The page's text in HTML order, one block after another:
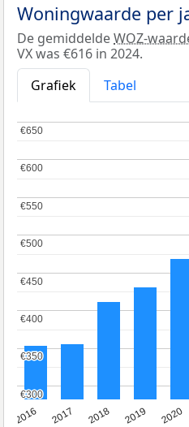
Woningwaarde per
De gemiddeldeWOZ-
VX was €616 in 2024.
Grafiek
Tabel
2016 2017 2018 2019 2020
€300
€300
€350
€350
€400
€400
€450
€450
€500
€500
€550
€550
€600
€600
€650
€650